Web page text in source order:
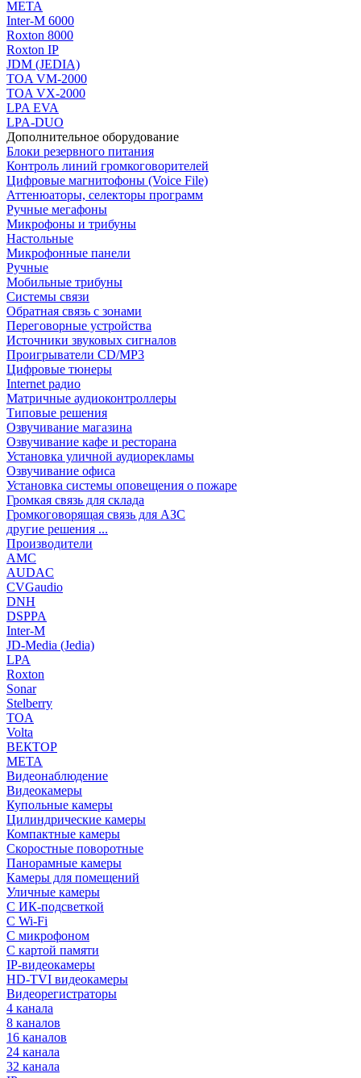
МЕТА
Inter-M 6000
Roxton 8000
Roxton IP
JDM (JEDIA)
TOA VM-2000
TOA VX-2000
LPA EVA
LPA-DUO
Дополнительное оборудование
Блоки резервного питания
Контроль линий громкоговорителей
Цифровые магнитофоны (Voice File)
Аттенюаторы, селекторы программ
Ручные мегафоны
Микрофоны и трибуны
Настольные
Микрофонные панели
Ручные
Мобильные трибуны
Системы связи
Обратная связь с зонами
Переговорные устройства
Источники звуковых сигналов
Проигрыватели CD/MP3
Цифровые тюнеры
Internet радио
Матричные аудиоконтроллеры
Типовые решения
Озвучивание магазина
Озвучивание кафе и ресторана
Установка уличной аудиорекламы
Озвучивание офиса
Установка системы оповещения о пожаре
Громкая связь для склада
Громкоговорящая связь для АЗС
другие решения ...
Производители
AMC
AUDAC
CVGaudio
DNH
DSPPA
Inter-M
JD-Media (Jedia)
LPA
Roxton
Sonar
Stelberry
TOA
Volta
ВЕКТОР
МЕТА
Видеонаблюдение
Видеокамеры
Купольные камеры
Цилиндрические камеры
Компактные камеры
Скоростные поворотные
Панорамные камеры
Камеры для помещений
Уличные камеры
С ИК-подсветкой
С Wi-Fi
С микрофоном
С картой памяти
IP-видеокамеры
HD-TVI видеокамеры
Видеорегистраторы
4 канала
8 каналов
16 каналов
24 канала
32 канала